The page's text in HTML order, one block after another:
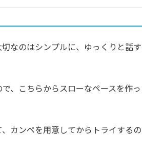
なのはシンプルに、ゆっくりと話す
、こちらからスローなペースを作っ
カンペを用意してからトライするの